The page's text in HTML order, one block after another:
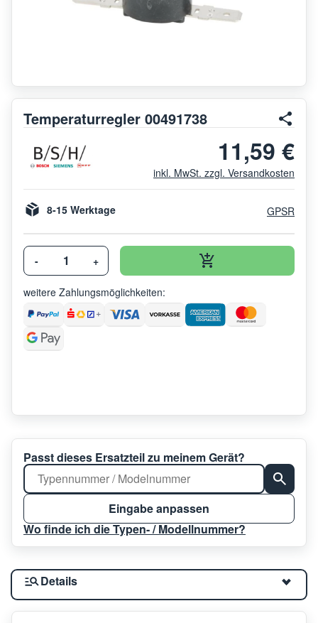
Temperaturregler 00491738
11,59 €
inkl. MwSt. zzgl. Versandkosten
8-15 Werktage GPSR
- +
weitere Zahlungsmöglichkeiten:
Passt dieses Ersatzteil zu meinem Gerät?
Eingabe anpassen
Wo finde ich die Typen- / Modellnummer?
Details